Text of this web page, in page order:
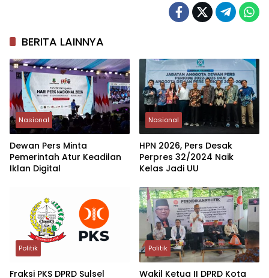
BERITA LAINNYA
Nasional
Dewan Pers Minta
Pemerintah Atur Keadilan
Iklan Digital
Nasional
HPN 2026, Pers Desak
Perpres 32/2024 Naik
Kelas Jadi UU
Politik
Fraksi PKS DPRD Sulsel
Politik
Wakil Ketua II DPRD Kota